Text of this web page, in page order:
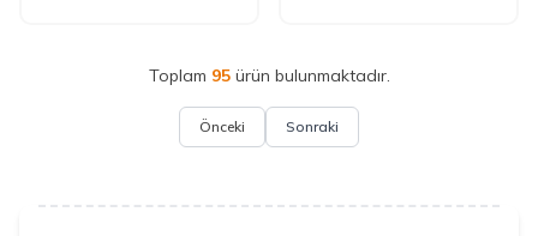
Toplam 95ürün bulunmaktadır.
Önceki Sonraki